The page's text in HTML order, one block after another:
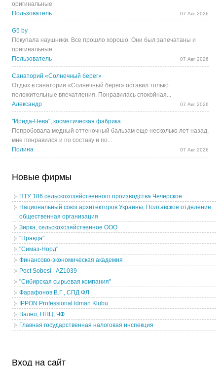
оригинальные
Пользователь
07 Авг 2026
G5 by
Покупала наушники. Все прошло хорошо. Они был запечатаны и
оригинальные
Пользователь
07 Авг 2026
Санаторий «Солнечный берег»
Отдых в санатории «Солнечный берег» оставил только
положительные впечатления. Понравилась спокойная...
Александр
07 Авг 2026
"Ирида-Нева", косметическая фабрика
Попробовала медный оттеночный бальзам еще несколько лет назад,
мне понравился и по составу и по...
Полина
07 Авг 2026
Новые фирмы
ПТУ 186 сельскохозяйственного производства Чечерское
Национальный союз архитекторов Украины, Полтавское отделение,
общественная организация
Зирка, сельскохозяйственное ООО
"Правда"
"Симаз-Норд"
Финансово-экономическая академия
Poct Sobesi - AZ1039
"Сибирская сырьевая компания"
Фарафонов В.Г., СПД ФЛ
IPPON Professional Idman Klubu
Валео, НПЦ, ЧФ
Главная государственная налоговая инспекция
Вход на сайт